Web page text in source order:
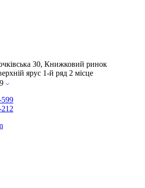
30, Книжковий ринок
ярус 1-й ряд 2 місце